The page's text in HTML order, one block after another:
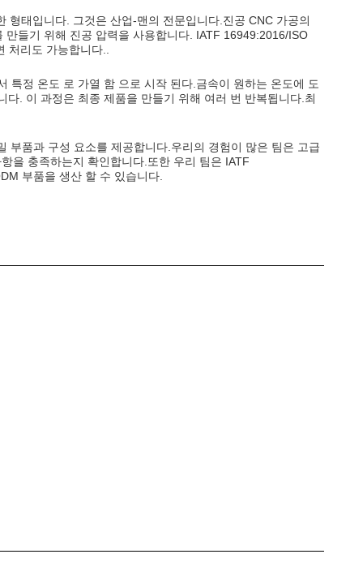
태입니다. 그것은 산업-맨의 전문입니다.진공 CNC 가공의
들기 위해 진공 압력을 사용합니다. IATF 16949:2016/ISO
리도 가능합니다..
특정 온도 로 가열 함 으로 시작 된다.금속이 원하는 온도에 도
. 이 과정은 최종 제품을 만들기 위해 여러 번 반복됩니다.최
부품과 구성 요소를 제공합니다.우리의 경험이 많은 팀은 고급
을 충족하는지 확인합니다.또한 우리 팀은 IATF
부품을 생산 할 수 있습니다.